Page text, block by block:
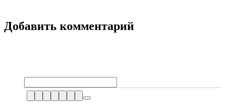
Добавить комментарий